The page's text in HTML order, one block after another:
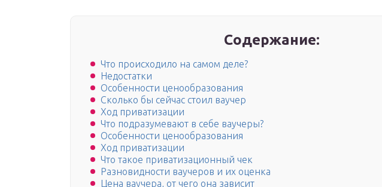
Содержание:
Что происходило на самом деле?
Недостатки
Особенности ценообразования
Сколько бы сейчас стоил ваучер
Ход приватизации
Что подразумевают в себе ваучеры?
Особенности ценообразования
Ход приватизации
Что такое приватизационный чек
Разновидности ваучеров и их оценка
Цена ваучера, от чего она зависит